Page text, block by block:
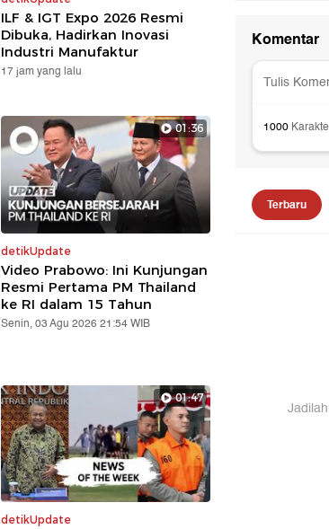
ILF & IGT Expo 2026 Resmi
Dibuka, Hadirkan Inovasi
Industri Manufaktur
17 jam yang lalu
01:36
detikUpdate
Video Prabowo: Ini Kunjungan
Resmi Pertama PM Thailand
ke RI dalam 15 Tahun
Senin, 03 Agu 2026 21:54 WIB
01:47
detikUpdate